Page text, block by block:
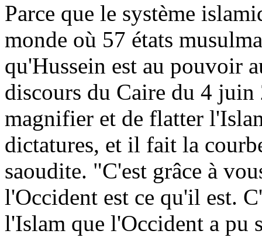
Parce que le système
monde où 57 états
qu'Hussein est au pouvoir
discours du Caire du 4 juin
magnifier et de flatter
dictatures, et il fait la
saoudite. "C'est grâce à
l'Occident est ce qu'il est.
l'Islam que l'Occident a